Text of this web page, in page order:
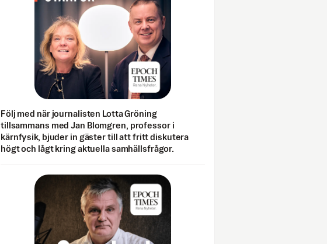
Följ med när journalisten Lotta Gröning
tillsammans med Jan Blomgren, professor i
kärnfysik, bjuder in gäster till att fritt diskutera
högt och lågt kring aktuella samhällsfrågor.